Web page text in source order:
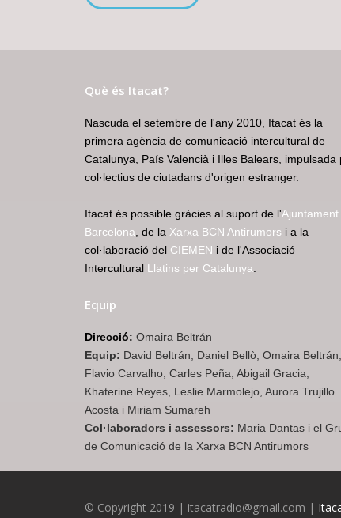
Què és Itacat?
Nascuda el setembre de l'any 2010, Itacat és la
primera agència de comunicació intercultural de
Catalunya, País Valencià i Illes Balears, impulsada
col·lectius de ciutadans d'origen estranger.
Itacat és possible gràcies al suport de l'Ajuntament
Barcelona , de la Xarxa BCN Antirumors i a la
col·laboració del CIEMEN i de l'Associació
Intercultural Llatins per Catalunya
Equip
Direcció: Omaira Beltrán
Equip: David Beltrán, Daniel Bellò, Omaira Beltrán,
Flavio Carvalho, Carles Peña, Abigail Gracia,
Khaterine Reyes, Leslie Marmolejo, Aurora Trujillo
Acosta i Miriam Sumareh
Col·laboradors i assessors: Maria Dantas i el
de Comunicació de la Xarxa BCN Antirumors
© Copyright 2019 | itacatradio@gmail.com |